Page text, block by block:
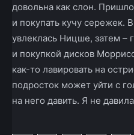
довольна как слон.
и покупать кучу сережек.
увлеклась Ницше, затем –
и покупкой дисков
как-то лавировать на
подросток может уйти с
на него давить. Я не